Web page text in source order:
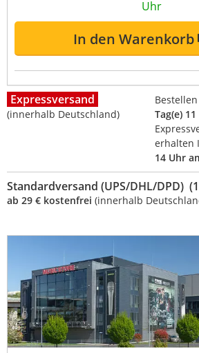
Uhr
In den Warenkorb
Expressversand
(innerhalb Deutschland)
Tag(e)
erhalten
14 Uhr
Standardversand (UPS/DHL/DPD)
ab 29 € kostenfrei (innerhalb